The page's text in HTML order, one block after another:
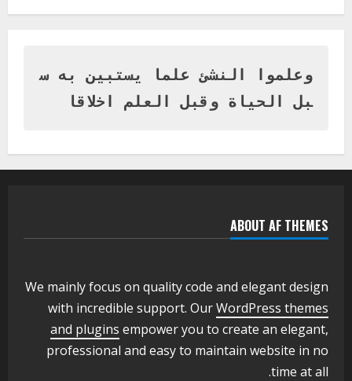
بنات بمحلية ود مدني الكبرى
أغسطس 3, 2026
يعلن تخفيض الرسوم الدراسية لهذا العام
بنسبة15%
3
وزير التربية والتعليم بالولاية يدشن ورشة
أغسطس 3, 2026
اخر الاخبار الاخبار
مدير إدارة الجودة و التطوير الإداري
بوزارة التربية تشارك الملتقي التنسيقي
وعلموا النشئ علما يستبين به س
بل الحياة وقبل العلم اخلاقا
ABOUT AF THEMES
We mainly focus on quality code and elegant design
with incredible support. OurWordPress themes
and plugins empower you to create an elegant,
professional and easy to maintain website in no
time at all.